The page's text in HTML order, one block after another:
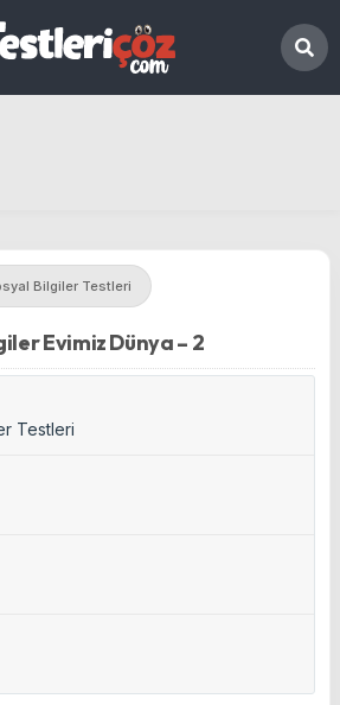
Bilgiler Testleri
Evimiz Dünya – 2
Testleri